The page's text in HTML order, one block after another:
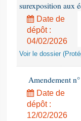
surexposition aux
Date de
dépôt :
04/02/2026
Voir le dossier
Amendement
Date de
dépôt :
12/02/2026